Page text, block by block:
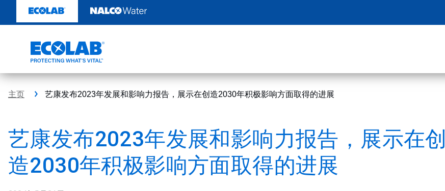
至
主页 艺康发布2023年发展和影响力报告，展示在创造2030年积极影响方面取得的进展
艺康发布2023年发展和影响力报告，展示在创
造2030年积极影响方面取得的进展